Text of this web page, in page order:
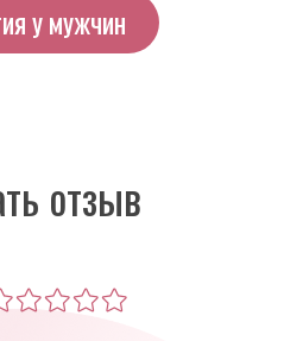
у мужчин
отзыв